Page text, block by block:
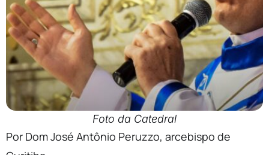
Foto da Catedral
Por Dom José Antônio Peruzzo, arcebispo de